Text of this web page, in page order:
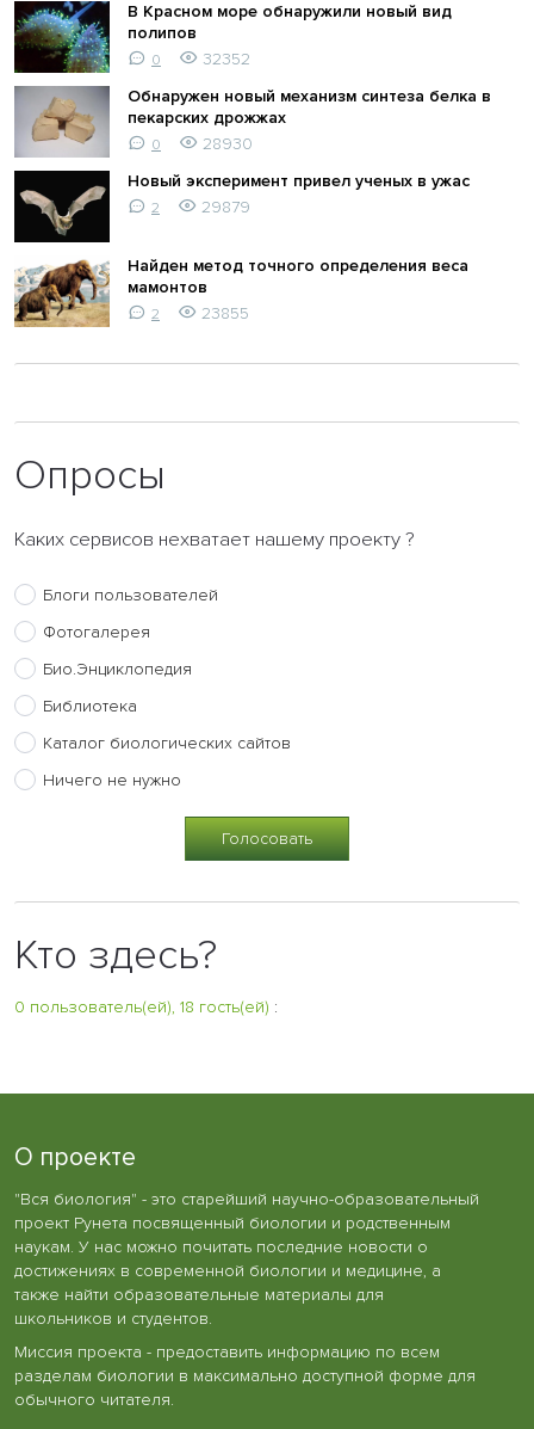
В Красном море обнаружили новый вид
полипов
0
32352
Обнаружен новый механизм синтеза белка в
пекарских дрожжах
0
28930
Новый эксперимент привел ученых в ужас
2 29879
Найден метод точного определения веса
мамонтов
2 23855
Опросы
Каких сервисов нехватает нашему проекту ?
Блоги пользователей
Фотогалерея
Био.Энциклопедия
Библиотека
Каталог биологических сайтов
Ничего не нужно
Кто здесь?
0 пользователь(ей), 18 гость(ей) :
О проекте
"Вся биология" - это старейший научно-образовательный
проект Рунета посвященный биологии и родственным
наукам. У нас можно почитать последние новости о
достижениях в современной биологии и медицине, а
также найти образовательные материалы для
школьников и студентов.
Миссия проекта - предоставить информацию по всем
разделам биологии в максимально доступной форме для
обычного читателя.